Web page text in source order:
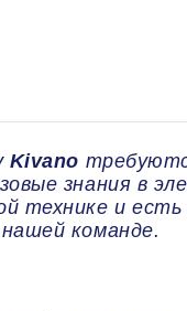
Kivano
знания в
технике и
команде.